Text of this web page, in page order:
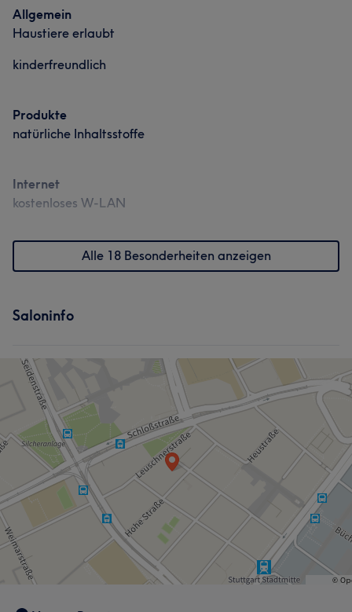
Allgemein
Haustiere erlaubt
kinderfreundlich
Produkte
natürliche Inhaltsstoffe
Internet
kostenloses W-LAN
Alle 18 Besonderheiten anzeigen
Saloninfo